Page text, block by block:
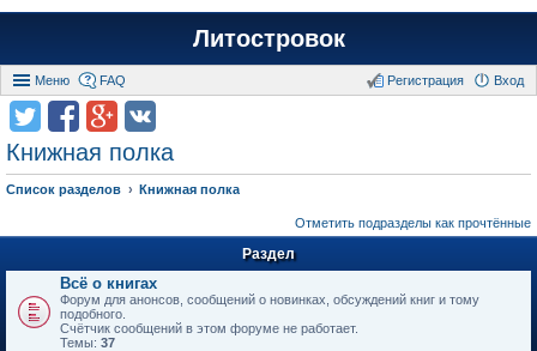
Литостровок
Меню FAQ Вход
Регистрация
Книжная полка
Список разделов Книжная полка
Отметить подразделы как прочтённые
Раздел
Всё о книгах
Форум для анонсов, сообщений о новинках, обсуждений книг и тому
подобного.
Счётчик сообщений в этом форуме не работает.
Темы: 37